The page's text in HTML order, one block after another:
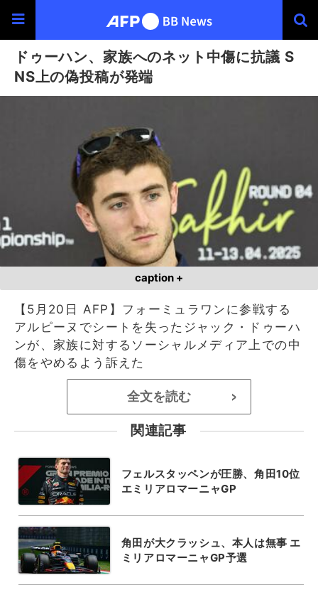
ドゥーハン、家族へのネット中傷に抗議 S
NS上の偽投稿が発端
caption +
【5月20日 AFP】フォーミュラワンに参戦する
アルピーヌでシートを失ったジャック・ドゥーハ
ンが、家族に対するソーシャルメディア上での中
傷をやめるよう訴えた
全文を読む >
関連記事
フェルスタッペンが圧勝、角田10位
エミリアロマーニャGP
角田が大クラッシュ、本人は無事 エ
ミリアロマーニャGP予選